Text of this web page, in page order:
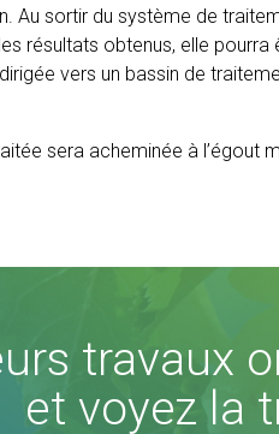
Au sortir du système de
résultats obtenus, elle pourra
vers un bassin de
sera acheminée à l’égout
travaux
et voyez la